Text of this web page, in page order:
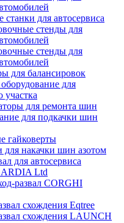
для автосервиса
стенды для
стенды для
для балансировок
для
для ремонта шин
для подкачки шин
гайковерты
для накачки шин азотом
для автосервиса
Ltd
развал CORGHI
схождения Eqtree
схождения LAUNCH